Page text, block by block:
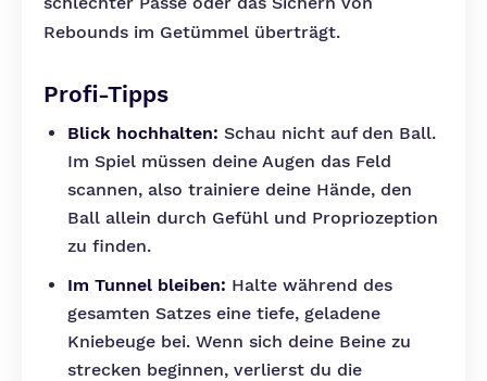
Rebounds im Getümmel überträgt.
Profi-Tipps
Blick hochhalten: Schau nicht auf den Ball.
Im Spiel müssen deine Augen das Feld
scannen, also trainiere deine Hände, den
Ball allein durch Gefühl und Propriozeption
zu finden.
Im Tunnel bleiben: Halte während des
gesamten Satzes eine tiefe, geladene
Kniebeuge bei. Wenn sich deine Beine zu
strecken beginnen, verlierst du die